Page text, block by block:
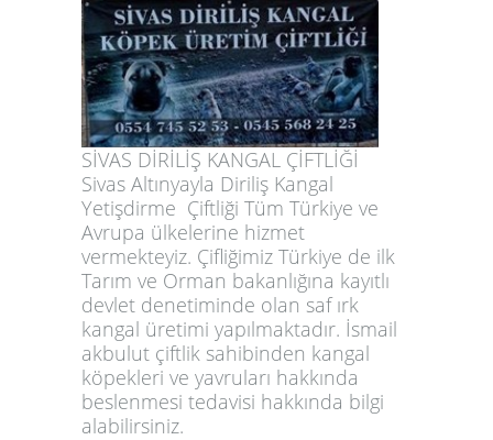
SİVAS DİRİLİŞ KANGAL ÇİFTLİĞİ
Sivas Altınyayla Diriliş Kangal
Yetişdirme Çiftliği Tüm Türkiye ve
Avrupa ülkelerine hizmet
vermekteyiz. Çifliğimiz Türkiye de ilk
Tarım ve Orman bakanlığına kayıtlı
devlet denetiminde olan saf ırk
kangal üretimi yapılmaktadır. İsmail
akbulut çiftlik sahibinden kangal
köpekleri ve yavruları hakkında
beslenmesi tedavisi hakkında bilgi
alabilirsiniz.